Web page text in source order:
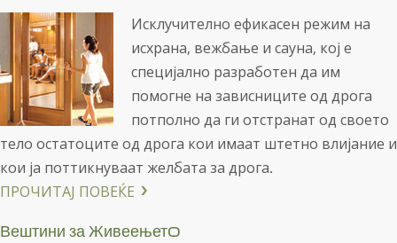
Исклучително ефикасен режим на
исхрана, вежбање и сауна, кој е
специјално разработен да им
помогне на зависниците од дрога
потполно да ги отстранат од своето
тело остатоците од дрога кои имаат штетно влијание и
кои ја поттикнуваат желбата за дрога.
ПРОЧИТАЈ ПОВЕЌЕ
Вештини за Живеењетo